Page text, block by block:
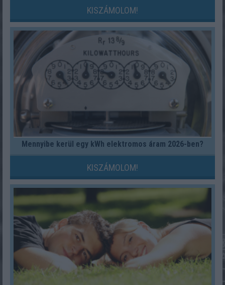
KISZÁMOLOM!
Mennyibe kerül egy kWh elektromos áram 2026-ben?
KISZÁMOLOM!